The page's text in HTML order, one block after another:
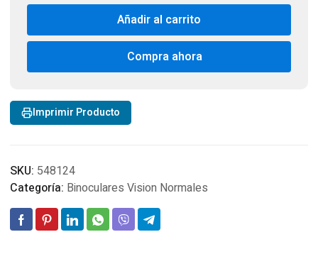
HD
Binoculars
4314
Añadir al carrito
Compra ahora
Imprimir Producto
SKU: 548124
Categoría: Binoculares Vision Normales